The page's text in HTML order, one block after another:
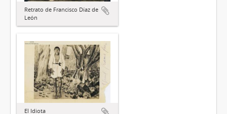
Retrato de Francisco Díaz de
León
El Idiota